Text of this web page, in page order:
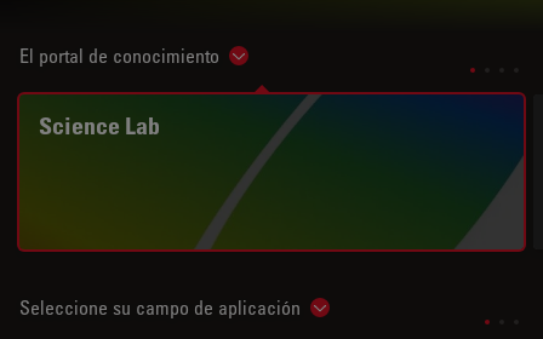
El portal de conocimiento Show subnavigation
Science Lab
Seleccione su campo de aplicación Show subnavigation